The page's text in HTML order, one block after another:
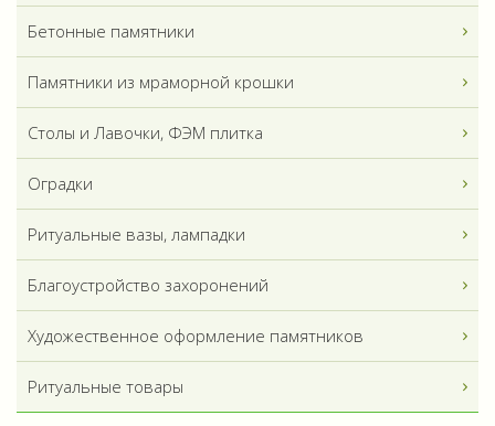
Бетонные памятники
Памятники из мраморной крошки
Столы и Лавочки, ФЭМ плитка
Оградки
Ритуальные вазы, лампадки
Благоустройство захоронений
Художественное оформление памятников
Ритуальные товары